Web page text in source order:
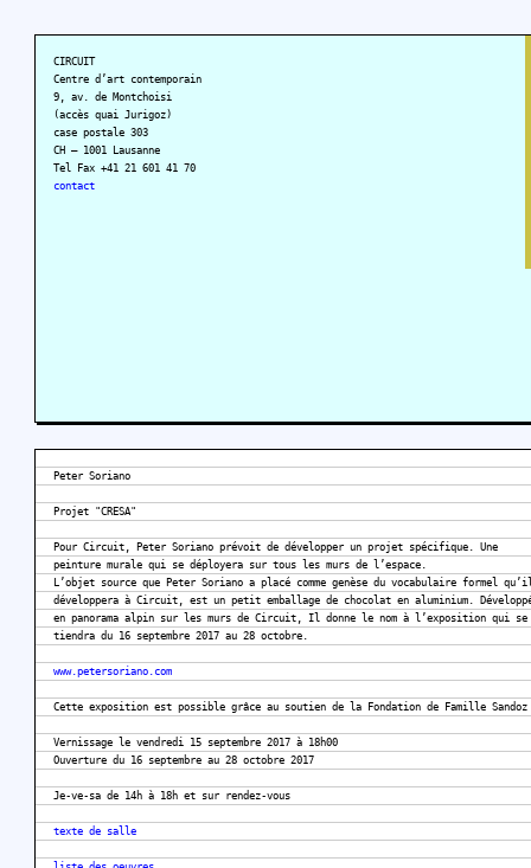
CIRCUIT
Centre d’art contemporain
9, av. de Montchoisi
(accès quai Jurigoz)
case postale 303
CH – 1001 Lausanne
Tel Fax +41 21 601 41 70
contact
Peter Soriano
Projet "CRESA"
Pour Circuit, Peter Soriano prévoit de développer un projet spécifique. Une
peinture murale qui se déployera sur tous les murs de l’espace.
L’objet source que Peter Soriano a placé comme genèse du vocabulaire formel
développera à Circuit, est un petit emballage de chocolat en aluminium.
en panorama alpin sur les murs de Circuit, Il donne le nom à l’exposition qui se
tiendra du 16 septembre 2017 au 28 octobre.
www.petersoriano.com
Cette exposition est possible grâce au soutien de la Fondation de Famille Sandoz
Vernissage le vendredi 15 septembre 2017 à 18h00
Ouverture du 16 septembre au 28 octobre 2017
Je-ve-sa de 14h à 18h et sur rendez-vous
texte de salle